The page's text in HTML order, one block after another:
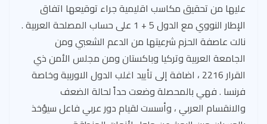
عليها من تحقيق مكاسب اقليمية جراء توقيعها اتفاق
الإطار النووي مع الدول 5 + 1 على حساب المصلحة العربية .
نالت عاصفة الحزم شرعيتها من الدعم الشعبي ومن
الجامعة العربية وتركيا وباكستان ومن مجلس الأمن ذي
القرار 2216 ، اضافة إلى تأييد اغلب الدول الاوربية وخاصة
فرنسا . فهي بالمحصلة وضعت حداً لحالة الضعف
والانقسام العربي ، وأسست لقيام دور عربي فاعل سيؤخذ